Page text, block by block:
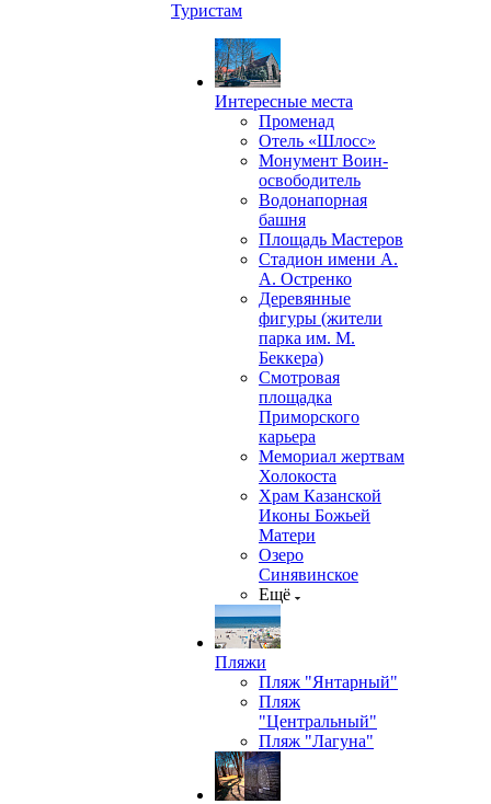
Туристам
Интересные места
Променад
Отель «Шлосс»
Монумент Воин-
освободитель
Водонапорная
башня
Площадь Мастеров
Стадион имени А.
А. Остренко
Деревянные
фигуры (жители
парка им. М.
Беккера)
Смотровая
площадка
Приморского
карьера
Мемориал жертвам
Холокоста
Храм Казанской
Иконы Божьей
Матери
Озеро
Синявинское
Ещё
Пляжи
Пляж "Янтарный"
Пляж
"Центральный"
Пляж "Лагуна"